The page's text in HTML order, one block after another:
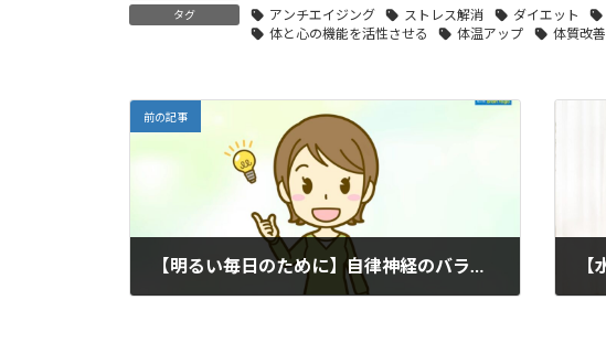
タグ アンチエイジング ストレス解消 ダイエット
体と心の機能を活性させる
体温アップ 体質改善
前の記事
【明るい毎日のために】自律神経のバランスと脳波